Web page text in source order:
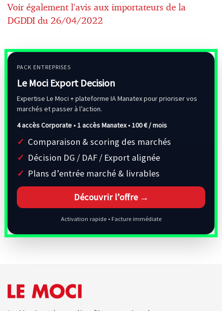
Voir également l’avis aux importateurs de la
DGDDI du 26/04/2022
PACK ENTREPRISES
Le Moci Export Decision
Expertise Le Moci + plateforme IA Manatex pour prioriser vos
marchés et passer à l’action.
4 accès Corporate • 1 accès Manatex •100 € / mois
Comparaison & scoring des marchés
Décision DG / DAF / Export alignée
Plans d’entrée marché & livrables
Découvrir l’offre →
Activation rapide • Facture immédiate